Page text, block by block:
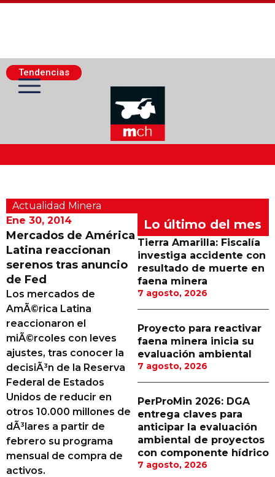
Tendencias
Actualidad Minera
Minería Superficie
Minerí­a Subterránea
Proveedores
Canal Digital
Columnas de Opinión
Designaciones
Calendario de Eventos
Revistas Digital
Siguenos
Actualidad Minera
Ene 30, 2014
Mercados de América
Latina reaccionan
serenos tras anuncio
de Fed
Los mercados de
AmÃ©rica Latina
reaccionaron el
miÃ©rcoles con leves
ajustes, tras conocer la
decisiÃ³n de la Reserva
Federal de Estados
Unidos de reducir en
otros 10.000 millones de
dÃ³lares a partir de
febrero su programa
mensual de compra de
activos.
Lo último del mes
Tierra Amarilla: Fiscalía
investiga accidente con
resultado de muerte en
faena minera
7 agosto, 2026
Proyecto para reactivar
faena minera inicia su
evaluación ambiental
7 agosto, 2026
PerProMin 2026: DGA
entrega claves para
anticipar la evaluación
ambiental de proyectos
con componente hídrico
7 agosto, 2026